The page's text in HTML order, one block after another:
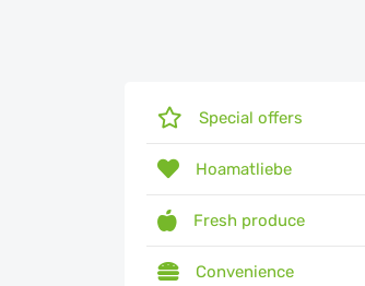
Special offers
Hoamatliebe
Fresh produce
Convenience